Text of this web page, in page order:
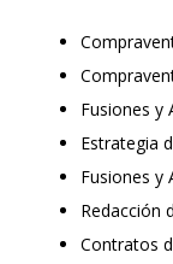
Fusiones y
Estrategia
Fusiones y
Redacción
Contratos